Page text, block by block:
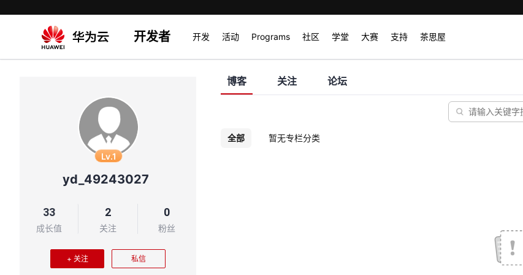
开发者 开发 活动 Programs 社区 学堂 大赛 支持 茶思屋
Lv.1
yd_49243027
33
成长值
2
关注
0
粉丝
+ 关注 私信
博客 关注 论坛
全部 暂无专栏分类